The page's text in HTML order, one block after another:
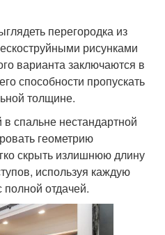
перегородка из
рисунками
варианта заключаются в
способности пропускать
толщине.
спальне нестандартной
геометрию
скрыть излишнюю длину
используя каждую
полной отдачей.